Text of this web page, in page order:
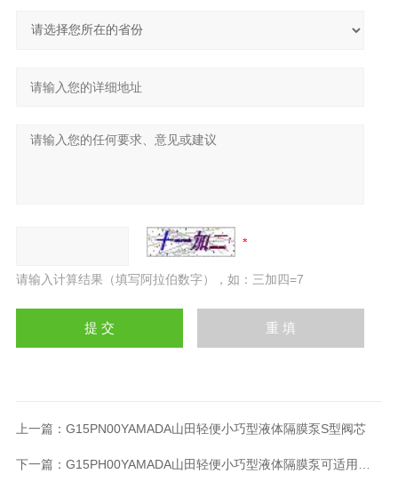
请输入计算结果（填写阿拉伯数字），如：三加四=7
上一篇： G15PN00YAMADA山田轻便小巧型液体隔膜泵S型阀芯
下一篇： G15PH00YAMADA山田轻便小巧型液体隔膜泵可适用酒精